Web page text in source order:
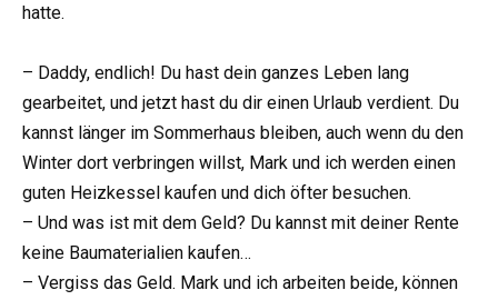
hatte.
– Daddy, endlich! Du hast dein ganzes Leben lang
gearbeitet, und jetzt hast du dir einen Urlaub verdient. Du
kannst länger im Sommerhaus bleiben, auch wenn du den
Winter dort verbringen willst, Mark und ich werden einen
guten Heizkessel kaufen und dich öfter besuchen.
– Und was ist mit dem Geld? Du kannst mit deiner Rente
keine Baumaterialien kaufen…
– Vergiss das Geld. Mark und ich arbeiten beide, können